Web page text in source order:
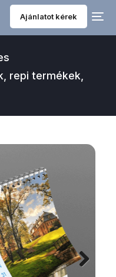
Ajánlatot kérek
repi termékek,